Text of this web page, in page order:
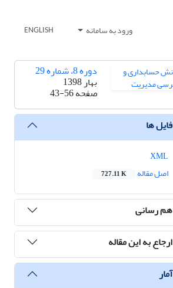
ورود به سامانه ENGLISH
دوره 8، شماره 29
بهار 1398
صفحه43-56
فایل ها
اصل مقاله
727.11 K
هم رسانی
ارجاع به این مقاله
آمار